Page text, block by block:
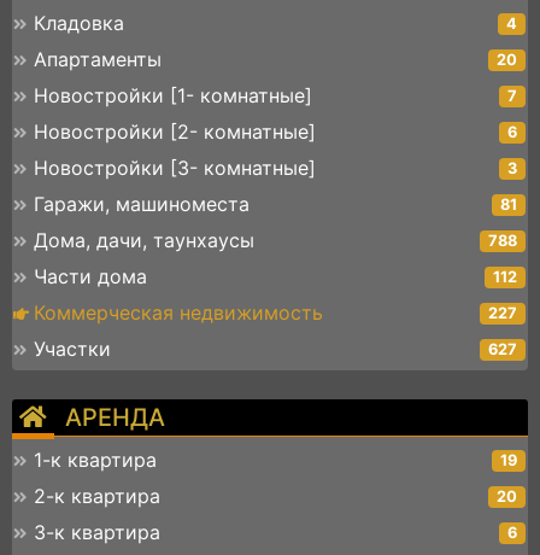
Кладовка 4
Апартаменты 20
Новостройки [1- комнатные] 7
Новостройки [2- комнатные] 6
Новостройки [3- комнатные] 3
Гаражи, машиноместа 81
Дома, дачи, таунхаусы 788
Части дома 112
Коммерческая недвижимость 227
Участки 627
АРЕНДА
1-к квартира 19
2-к квартира 20
3-к квартира 6